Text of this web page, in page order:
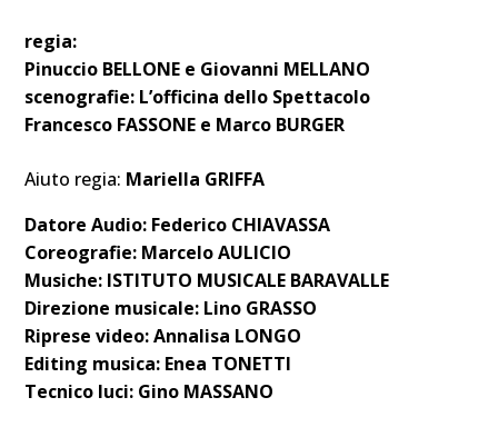
regia:
Pinuccio BELLONE e Giovanni MELLANO
scenografie: L’officina dello Spettacolo
Francesco FASSONE e Marco BURGER
Aiuto regia: Mariella GRIFFA
Datore Audio: Federico CHIAVASSA
Coreografie: Marcelo AULICIO
Musiche: ISTITUTO MUSICALE BARAVALLE
Direzione musicale: Lino GRASSO
Riprese video:Annalisa LONGO
Editing musica: Enea TONETTI
Tecnico luci: Gino MASSANO